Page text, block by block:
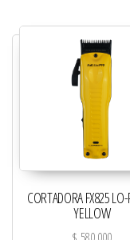
CORTADORA FX825
YELLOW